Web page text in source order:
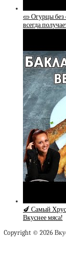
🥒 Огурцы без
всегда
🍆 Самый
Вкуснее мяса!
Copyright © 2026